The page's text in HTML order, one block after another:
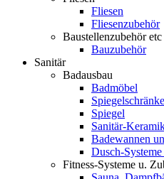
Fliesen
Fliesenzubehör
Baustellenzubehör etc
Bauzubehör
Sanitär
Badausbau
Badmöbel
Spiegelschränke
Spiegel
Sanitär-
Badewannen
Dusch-
Fitness-Systeme u.